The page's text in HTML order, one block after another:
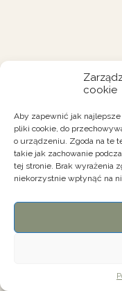
cookie
Aby zapewnić jak
pliki cookie, do
o urządzeniu. Zgoda na te
takie jak zachowanie
tej stronie. Brak wyrażenia
niekorzystnie wpłynąć na